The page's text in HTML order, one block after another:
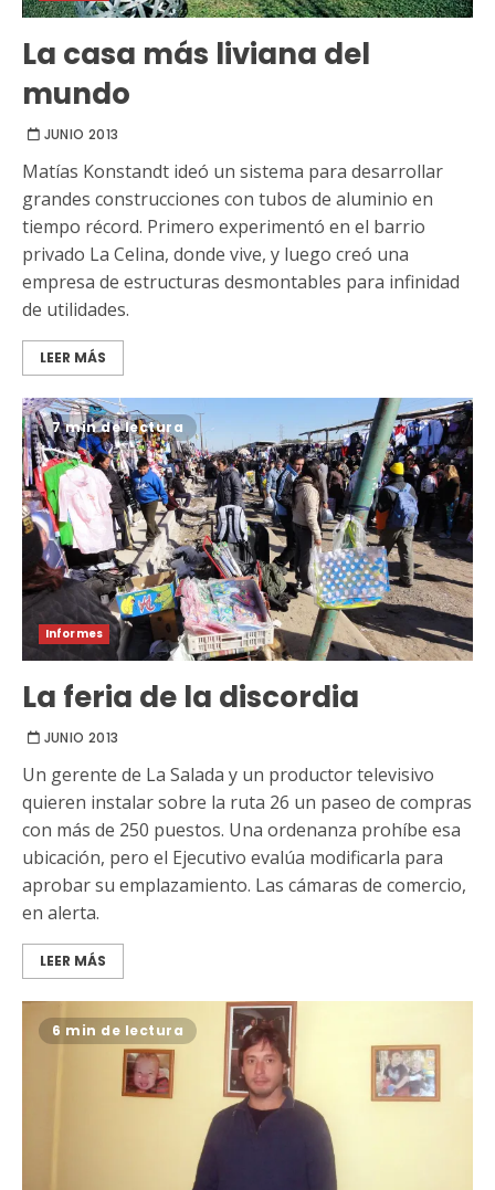
La casa más liviana del
mundo
JUNIO 2013
Matías Konstandt ideó un sistema para desarrollar
grandes construcciones con tubos de aluminio en
tiempo récord. Primero experimentó en el barrio
privado La Celina, donde vive, y luego creó una
empresa de estructuras desmontables para infinidad
de utilidades.
LEER MÁS
7 min de lectura
Informes
La feria de la discordia
JUNIO 2013
Un gerente de La Salada y un productor televisivo
quieren instalar sobre la ruta 26 un paseo de compras
con más de 250 puestos. Una ordenanza prohíbe esa
ubicación, pero el Ejecutivo evalúa modificarla para
aprobar su emplazamiento. Las cámaras de comercio,
en alerta.
LEER MÁS
6 min de lectura